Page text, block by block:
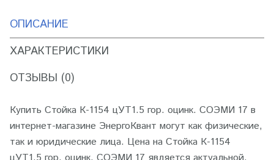
ОПИСАНИЕ
ХАРАКТЕРИСТИКИ
ОТЗЫВЫ (0)
Купить Стойка К-1154 цУТ1.5 гор. оцинк. СОЭМИ 17 в
интернет-магазине ЭнергоКвант могут как физические,
так и юридические лица. Цена на Стойка К-1154